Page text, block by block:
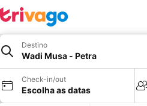
Destino
Wadi Musa - Petra
Check-in/out
Escolha as datas